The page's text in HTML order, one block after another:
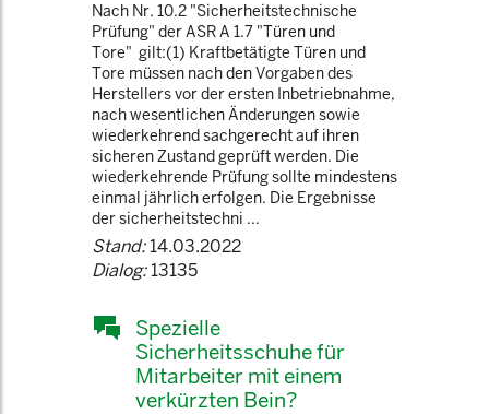
Nach Nr. 10.2 "Sicherheitstechnische
Prüfung" der ASR A 1.7 "Türen und
Tore" gilt:(1) Kraftbetätigte Türen und
Tore müssen nach den Vorgaben des
Herstellers vor der ersten Inbetriebnahme,
nach wesentlichen Änderungen sowie
wiederkehrend sachgerecht auf ihren
sicheren Zustand geprüft werden. Die
wiederkehrende Prüfung sollte mindestens
einmal jährlich erfolgen. Die Ergebnisse
der sicherheitstechni ...
Stand:14.03.2022
Dialog:13135
Spezielle
Sicherheitsschuhe für
Mitarbeiter mit einem
verkürzten Bein?